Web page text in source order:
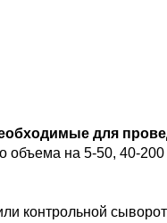
для
объема на 5-50, 40-
контрольной